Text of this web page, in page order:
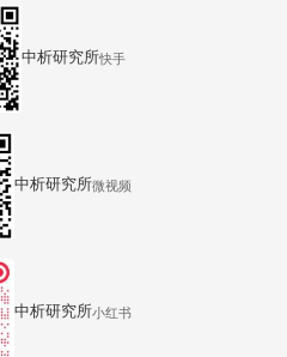
中析研究所快手
中析研究所微视频
中析研究所小红书